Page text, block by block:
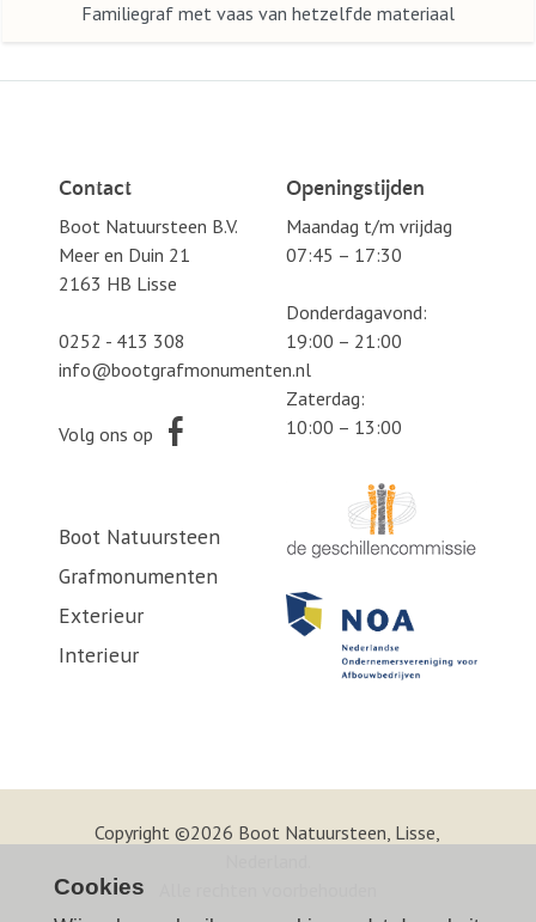
Familiegraf met vaas van hetzelfde materiaal
Contact
Boot Natuursteen B.V.
Meer en Duin 21
2163 HB Lisse
0252 - 413 308
info@bootgrafmonumenten.nl
Volg ons op
Openingstijden
Maandag t/m vrijdag
07:45 – 17:30
Donderdagavond:
19:00 – 21:00
Zaterdag:
10:00 – 13:00
Boot Natuursteen
Grafmonumenten
Exterieur
Interieur
Copyright ©2026 Boot Natuursteen, Lisse,
Cookies